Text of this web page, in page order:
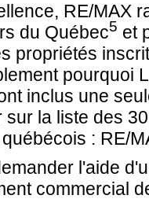
RE/MAX
du Québec5 et
propriétés
pourquoi
inclus une
sur la liste des
: RE/
l'aide
commercial